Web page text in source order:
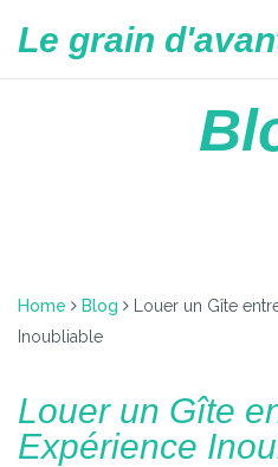
content
Le grain
Home Blog
Louer un Gîte
Inoubliable
Louer un Gîte
Expérience